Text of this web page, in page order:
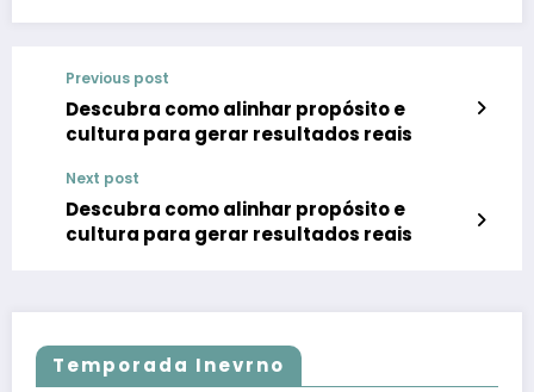
Previous post
Descubra como alinhar propósito e
cultura para gerar resultados reais
Next post
Descubra como alinhar propósito e
cultura para gerar resultados reais
Temporada Inevrno